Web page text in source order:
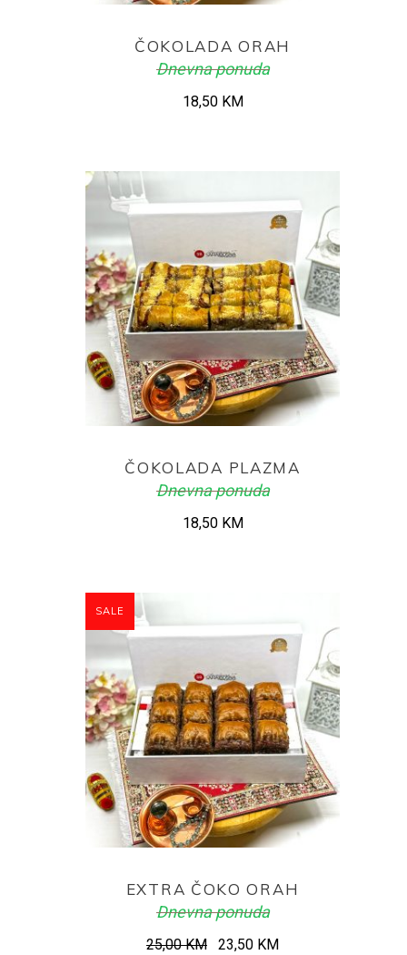
ČOKOLADA ORAH
Dnevna ponuda
18,50 KM
ČOKOLADA PLAZMA
Dnevna ponuda
18,50 KM
SALE
EXTRA ČOKO ORAH
Dnevna ponuda
25,00KM
Original
23,50 KMCurrent